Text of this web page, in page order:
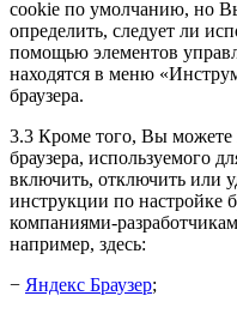
cookie по умолчанию, но
определить, следует ли
помощью элементов
находятся в меню
браузера.
3.3 Кроме того, Вы можете
браузера, используемого
включить, отключить или
инструкции по настройке
компаниями-
например, здесь:
− Яндекс Браузер;